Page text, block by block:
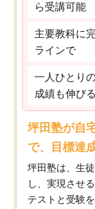
ら受講可能
主要教科に
ラインで
一人ひとり
成績も伸びる
坪田塾が自
で、目標達
坪田塾は、生
し、実現させ
テストと受験